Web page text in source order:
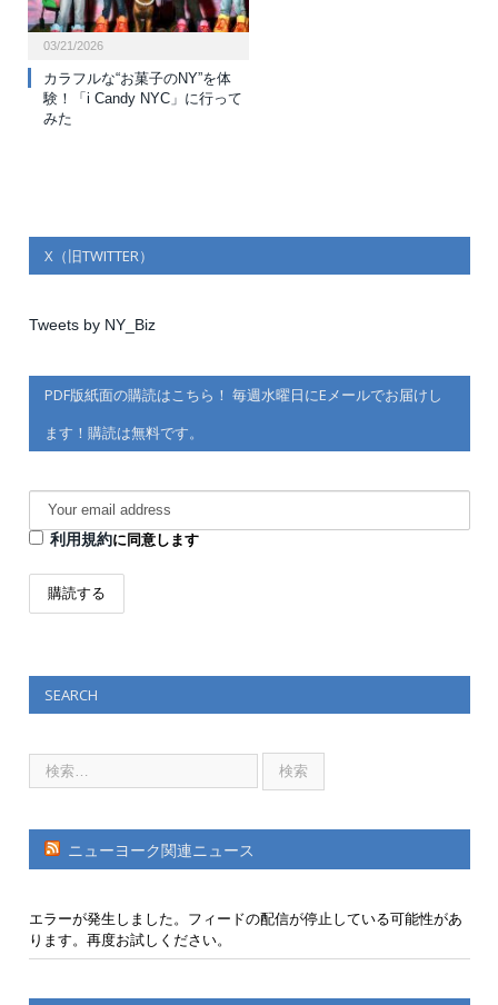
03/21/2026
カラフルな“お菓子のNY”を体
験！「i Candy NYC」に行って
みた
X（旧TWITTER）
Tweets by NY_Biz
PDF版紙面の購読はこちら！ 毎週水曜日にEメールでお届けし
ます！購読は無料です。
利用規約に同意します
SEARCH
ニューヨーク関連ニュース
エラーが発生しました。フィードの配信が停止している可能性があ
ります。再度お試しください。